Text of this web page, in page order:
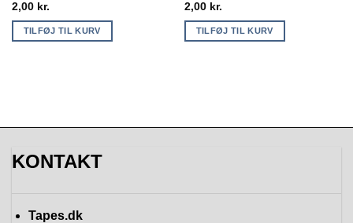
2,00 kr.
TILFØJ TIL KURV
2,00 kr.
TILFØJ TIL KURV
KONTAKT
Tapes.dk